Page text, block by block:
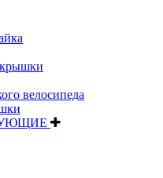
велосипеда